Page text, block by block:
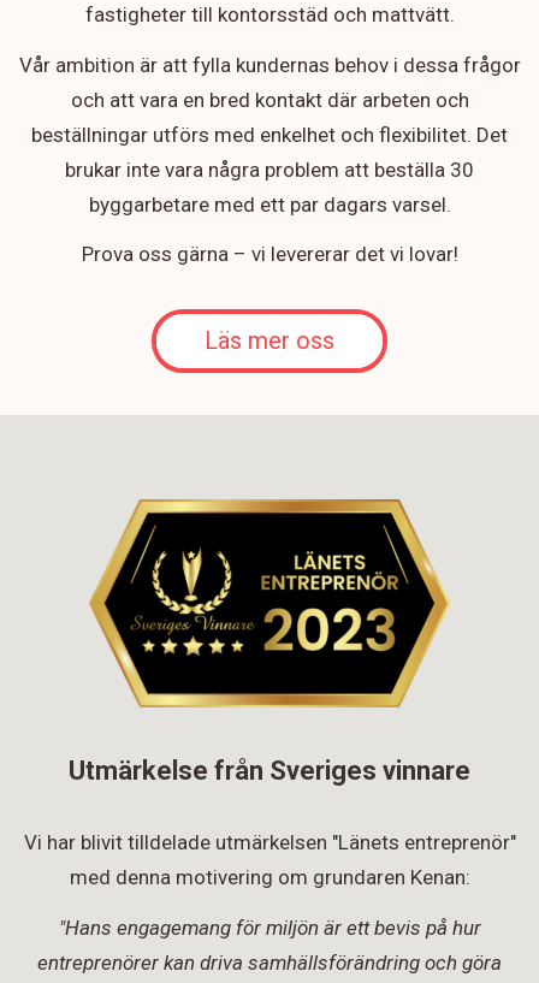
fastigheter till kontorsstäd och mattvätt.
Vår ambition är att fylla kundernas behov i dessa frågor
och att vara en bred kontakt där arbeten och
beställningar utförs med enkelhet och flexibilitet. Det
brukar inte vara några problem att beställa 30
byggarbetare med ett par dagars varsel.
Prova oss gärna – vi levererar det vi lovar!
Läs mer oss
Utmärkelse från Sveriges vinnare
Vi har blivit tilldelade utmärkelsen "Länets entreprenör"
med denna motivering om grundaren Kenan:
"Hans engagemang för miljön är ett bevis på hur
entreprenörer kan driva samhällsförändring och göra